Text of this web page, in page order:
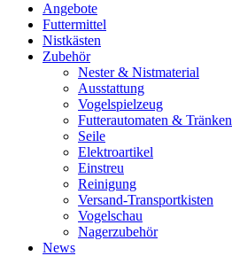
Angebote
Futtermittel
Nistkästen
Zubehör
Nester & Nistmaterial
Ausstattung
Vogelspielzeug
Futterautomaten & Tränken
Seile
Elektroartikel
Einstreu
Reinigung
Versand-Transportkisten
Vogelschau
Nagerzubehör
News